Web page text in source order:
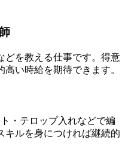
どを教える仕事です。得意
い時給を期待できます。
・テロップ入れなどで編
キルを身につければ継続的